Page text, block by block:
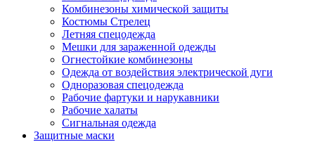
Комбинезоны химической защиты
Костюмы Стрелец
Летняя спецодежда
Мешки для зараженной одежды
Огнестойкие комбинезоны
Одежда от воздействия электрической дуги
Одноразовая спецодежда
Рабочие фартуки и нарукавники
Рабочие халаты
Сигнальная одежда
Защитные маски